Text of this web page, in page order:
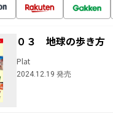
０３ 地球の歩き
Plat
2024.12.19 発売